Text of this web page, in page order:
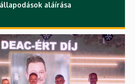
aláírása